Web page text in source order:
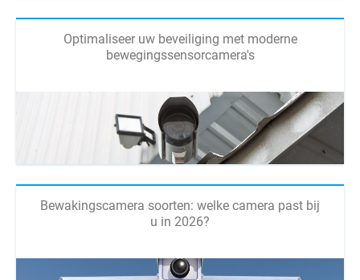
Optimaliseer uw beveiliging met moderne
bewegingssensorcamera's
Bewakingscamera soorten: welke camera past bij
u in 2026?